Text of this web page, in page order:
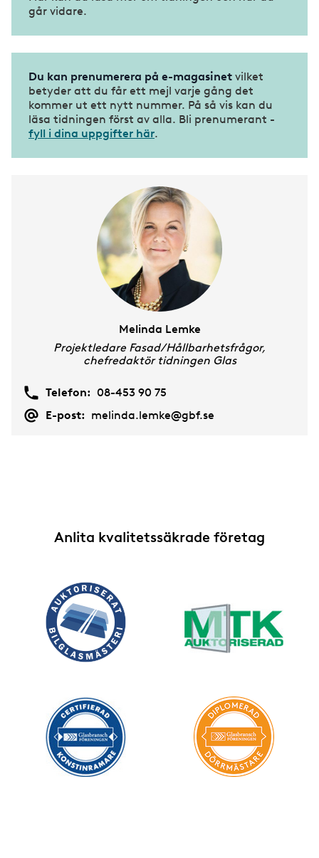
går vidare.
Du kan prenumerera på e-magasinet vilket
betyder att du får ett mejl varje gång det
kommer ut ett nytt nummer. På så vis kan du
läsa tidningen först av alla. Bli prenumerant -
fyll i dina uppgifter här.
Melinda Lemke
Projektledare Fasad/Hållbarhetsfrågor,
chefredaktör tidningen Glas
Telefon: 08-453 90 75
E-post: melinda.lemke@gbf.se
Anlita kvalitetssäkrade företag